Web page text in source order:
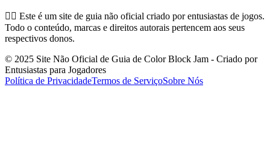
👉🏻 Este é um site de guia não oficial criado por entusiastas de jogos.
Todo o conteúdo, marcas e direitos autorais pertencem aos seus
respectivos donos.
© 2025 Site Não Oficial de Guia de Color Block Jam - Criado por
Entusiastas para Jogadores
Política de PrivacidadeTermos de ServiçoSobre Nós